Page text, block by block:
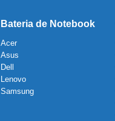
Bateria de Notebook
Acer
Asus
Dell
Lenovo
Samsung